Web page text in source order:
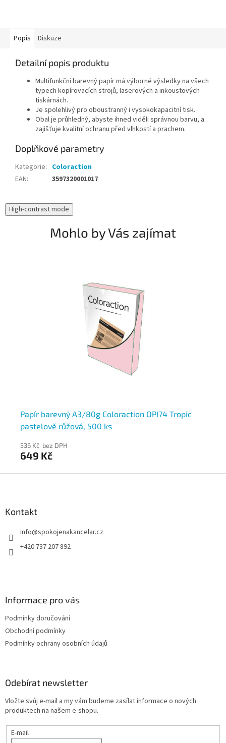
Popis Diskuze
Detailní popis produktu
Multifunkční barevný papír má výborné výsledky na všech
typech kopírovacích strojů, laserových a inkoustových
tiskárnách.
Je spolehlivý pro oboustranný i vysokokapacitní tisk.
Obal je průhledný, abyste ihned viděli správnou barvu, a
zajišťuje kvalitní ochranu před vlhkostí a prachem.
Doplňkové parametry
Kategorie: Coloraction
EAN: 3597320001017
High-contrast mode
Mohlo by Vás zajímat
Papír barevný A3/80g Coloraction OPI74 Tropic
pastelově růžová, 500 ks
536 Kč bez DPH
649 Kč
Kontakt
info@spokojenakancelar.cz
+420 737 207 892
Informace pro vás
Podmínky doručování
Obchodní podmínky
Podmínky ochrany osobních údajů
Odebírat newsletter
Vložte svůj e-mail a my vám budeme zasílat informace o nových
produktech na našem e-shopu.
E-mail